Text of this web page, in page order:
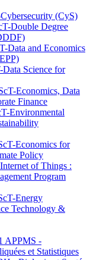
(CyS)
Double Degree
Data and Economics
Science for
Economics, Data
Finance
Environmental
Economics for
Policy
of Things :
Program
Energy
Technology &
APPMS -
et Statistiques